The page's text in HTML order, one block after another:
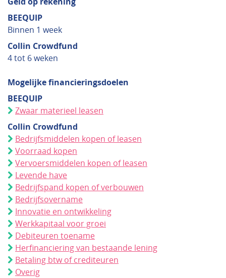
BEEQUIP
Binnen 1 week
Collin Crowdfund
4 tot 6 weken
Mogelijke financieringsdoelen
BEEQUIP
Zwaar materieel leasen
Collin Crowdfund
Bedrijfsmiddelen kopen of leasen
Voorraad kopen
Vervoersmiddelen kopen of leasen
Levende have
Bedrijfspand kopen of verbouwen
Bedrijfsovername
Innovatie en ontwikkeling
Werkkapitaal voor groei
Debiteuren toename
Herfinanciering van bestaande lening
Betaling btw of crediteuren
Overig